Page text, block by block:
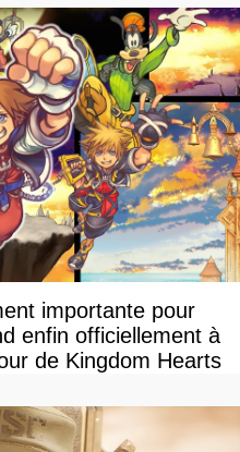
importante pour
enfin officiellement à
de Kingdom Hearts